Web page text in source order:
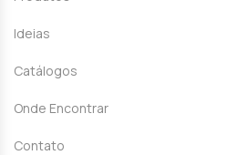
Ideias
Catálogos
Onde Encontrar
Contato